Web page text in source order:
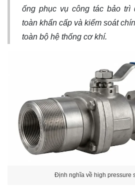
ống phục vụ công tác bảo trì
toàn khẩn cấp và kiểm soát
toàn bộ hệ thống cơ khí.
Định nghĩa về high pressure